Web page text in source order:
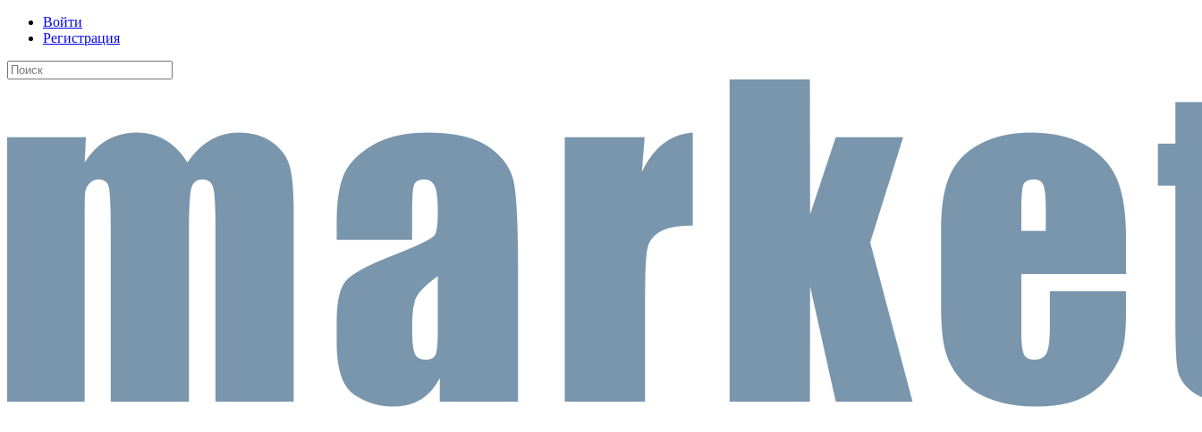
Войти
Регистрация